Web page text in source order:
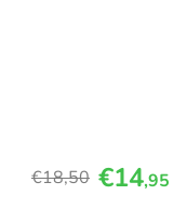
€18,50 €14,95